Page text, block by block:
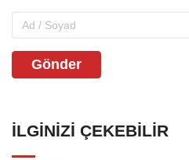
Gönder
İLGINIZI ÇEKEBILIR